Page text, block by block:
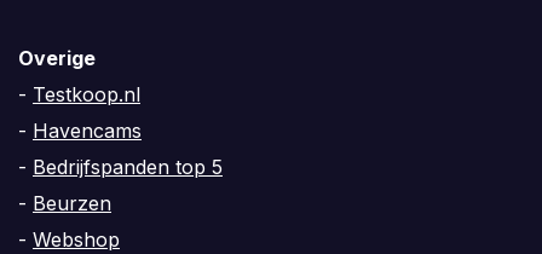
Overige
- Testkoop.nl
- Havencams
- Bedrijfspanden top 5
- Beurzen
- Webshop